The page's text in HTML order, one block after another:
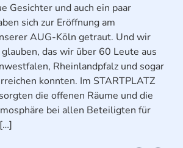
Gesichter und auch ein paar
sich zur Eröffnung am
AUG-Köln getraut. Und wir
das wir über 60 Leute aus
Rheinlandpfalz und sogar
konnten. Im STARTPLATZ
die offenen Räume und die
bei allen Beteiligten für